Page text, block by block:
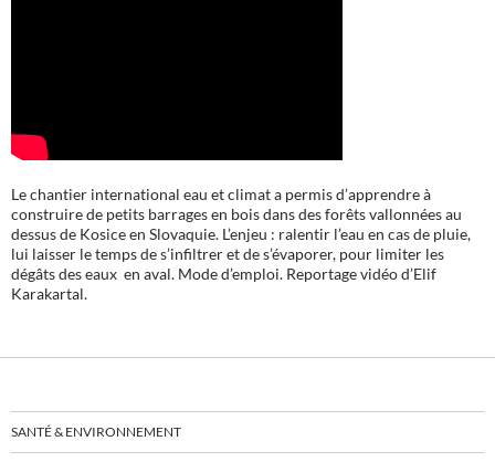
Le chantier international eau et climat a permis d’apprendre à
construire de petits barrages en bois dans des forêts vallonnées au
dessus de Kosice en Slovaquie. L’enjeu : ralentir l’eau en cas de pluie,
lui laisser le temps de s’infiltrer et de s’évaporer, pour limiter les
dégâts des eaux en aval. Mode d’emploi. Reportage vidéo d’Elif
Karakartal.
SANTÉ & ENVIRONNEMENT